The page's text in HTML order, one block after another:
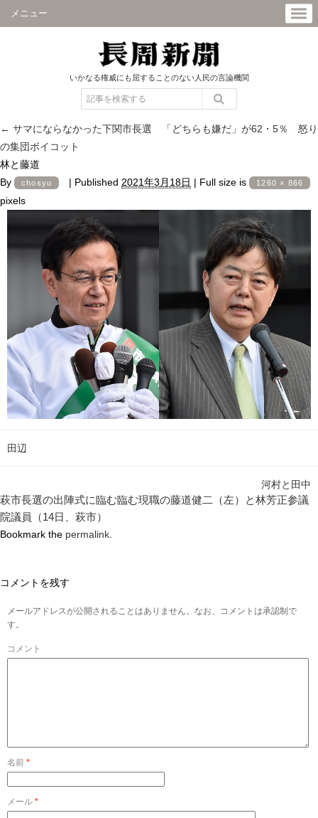
メニュー
いかなる権威にも屈することのない人民の言論機関
← サマにならなかった下関市長選 「どちらも嫌だ」が62・5％ 怒り
の集団ボイコット
林と藤道
By
chosyu | Published 2021年3月18日 | Full size is 1260 × 866
pixels
田辺
河村と田中
萩市長選の出陣式に臨む臨む現職の藤道健二（左）と林芳正参議
院議員（14日、萩市）
Bookmark the permalink
コメントを残す
メールアドレスが公開されることはありません。なお、コメントは承認制で
す。
コメント
名前 *
メール *